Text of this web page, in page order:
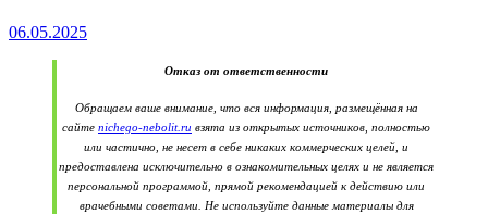
06.05.2025
Отказ от ответственности
Обращаем ваше внимание, что вся информация, размещённая на
сайте nichego-nebolit.ru взята из открытых источников, полностью
или частично, не несет в себе никаких коммерческих целей, и
предоставлена исключительно в ознакомительных целях и не является
персональной программой, прямой рекомендацией к действию или
врачебными советами. Не используйте данные материалы для